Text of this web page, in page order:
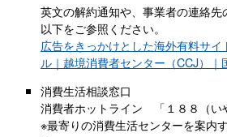
英文の解約通知や、事業者の連絡先
以下をご参照ください。
広告をきっかけとした海外有料サ
ル｜越境消費者センター（CCJ）｜
消費生活相談窓口
消費者ホットライン 「１８８（い
※最寄りの消費生活センターを案内